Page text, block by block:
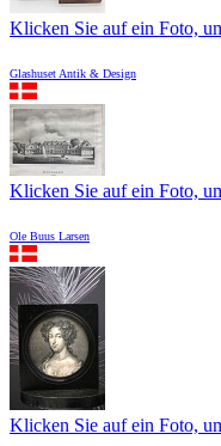
Klicken Sie auf ein Foto,
Glashuset Antik & Design
Klicken Sie auf ein Foto,
Ole Buus Larsen
Klicken Sie auf ein Foto,